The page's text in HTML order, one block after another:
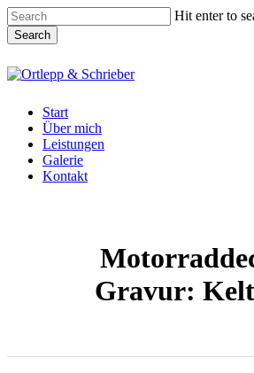
Skip
to
main
Hit enter to
Search
Close
Menu
Start
Über mich
Leistungen
Galerie
Kontakt
Gravur: